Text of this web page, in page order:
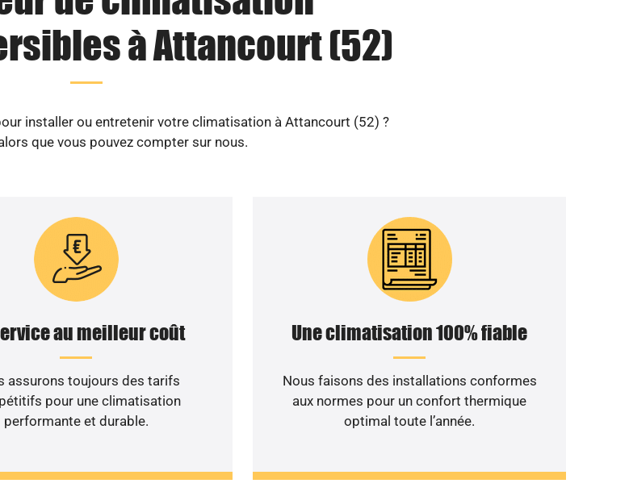
à Attancourt (52)
installer ou entretenir votre climatisation à Attancourt (52) ?
que vous pouvez compter sur nous.
au meilleur coût
assurons toujours des tarifs
pour une climatisation
performante et durable.
Une climatisation 100% fiable
Nous faisons des installations conformes
aux normes pour un confort thermique
optimal toute l’année.